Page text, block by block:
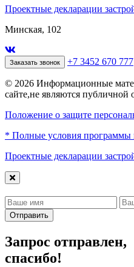
Проектные декларации
Минская, 102
Заказать звонок +7 3452 670 777
© 2026 Информационные
сайте,не являются публичной
Положение о защите
* Полные условия программы
Проектные декларации
Отправить
Запрос отправлен,
спасибо!